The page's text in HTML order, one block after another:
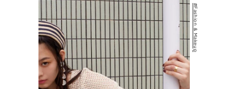
#Fashion & Makeup